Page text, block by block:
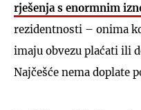
rješenja s enormnim
rezidentnosti – onima
imaju obvezu plaćati ili
Najčešće nema doplate